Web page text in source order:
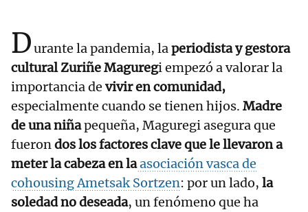
Durante la pandemia, laperiodista y gestora
cultural Zuriñe Maguregi empezó a valorar la
importancia de vivir en comunidad,
especialmente cuando se tienen hijos. Madre
de una niñapequeña, Maguregi asegura que
fuerondos los factores clave que le llevaron a
meter la cabeza en laasociación vasca de
cohousing Ametsak Sortzen: por un lado, la
soledad no deseada, un fenómeno que ha